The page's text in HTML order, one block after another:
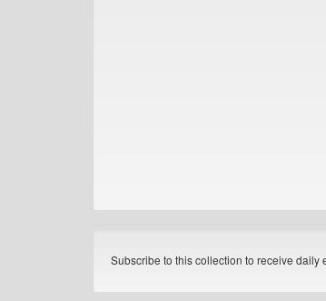
Subscribe to this collection to receive